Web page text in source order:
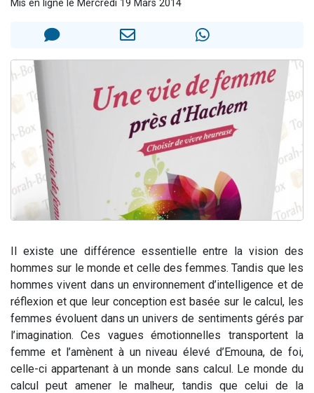
30 personnes viennent de faire un don pour Sauvez la jambe de Yohan
12 nouvelles musiques dans Torah-Box Music
Mis en ligne le Mercredi 19 Mars 2014
Il existe une différence essentielle entre la vision des
hommes sur le monde et celle des femmes. Tandis que les
hommes vivent dans un environnement d’intelligence et de
réflexion et que leur conception est basée sur le calcul, les
femmes évoluent dans un univers de sentiments gérés par
l’imagination. Ces vagues émotionnelles transportent la
femme et l’amènent à un niveau élevé d’Emouna, de foi,
celle-ci appartenant à un monde sans calcul. Le monde du
calcul peut amener le malheur, tandis que celui de la